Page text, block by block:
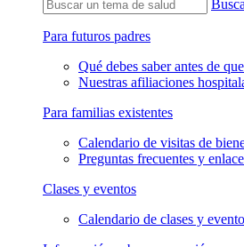
Para futuros padres
Qué debes saber antes de
Nuestras afiliaciones
Para familias existentes
Calendario de visitas de
Preguntas frecuentes y
Clases y eventos
Calendario de clases y